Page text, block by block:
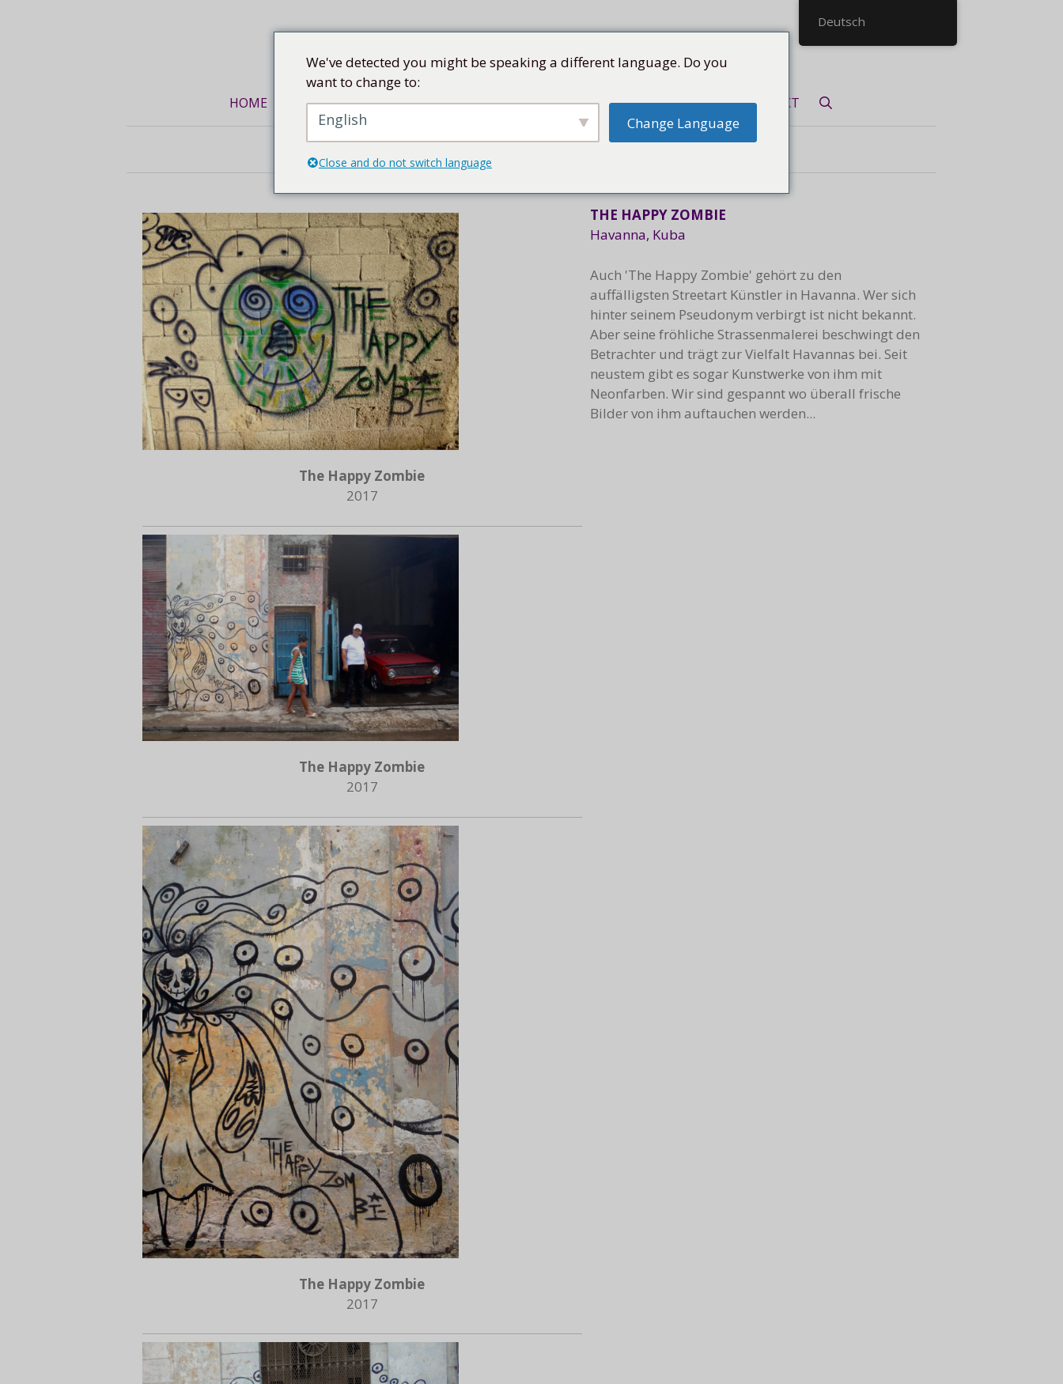
HOME KUNSTREISEN SAMMLUNG KÜNSTLER KUBA SHOP KONTAKT
STREETART
The Happy Zombie
2017
The Happy Zombie
2017
The Happy Zombie
2017
THE HAPPY ZOMBIE
Havanna, Kuba
Auch 'The Happy Zombie' gehört zu den
auffälligsten Streetart Künstler in Havanna. Wer sich
hinter seinem Pseudonym verbirgt ist nicht bekannt.
Aber seine fröhliche Strassenmalerei beschwingt den
Betrachter und trägt zur Vielfalt Havannas bei. Seit
neustem gibt es sogar Kunstwerke von ihm mit
Neonfarben. Wir sind gespannt wo überall frische
Bilder von ihm auftauchen werden...
Deutsch
We've detected you might be speaking a different language. Do you
want to change to:
English Change Language
Close and do not switch language